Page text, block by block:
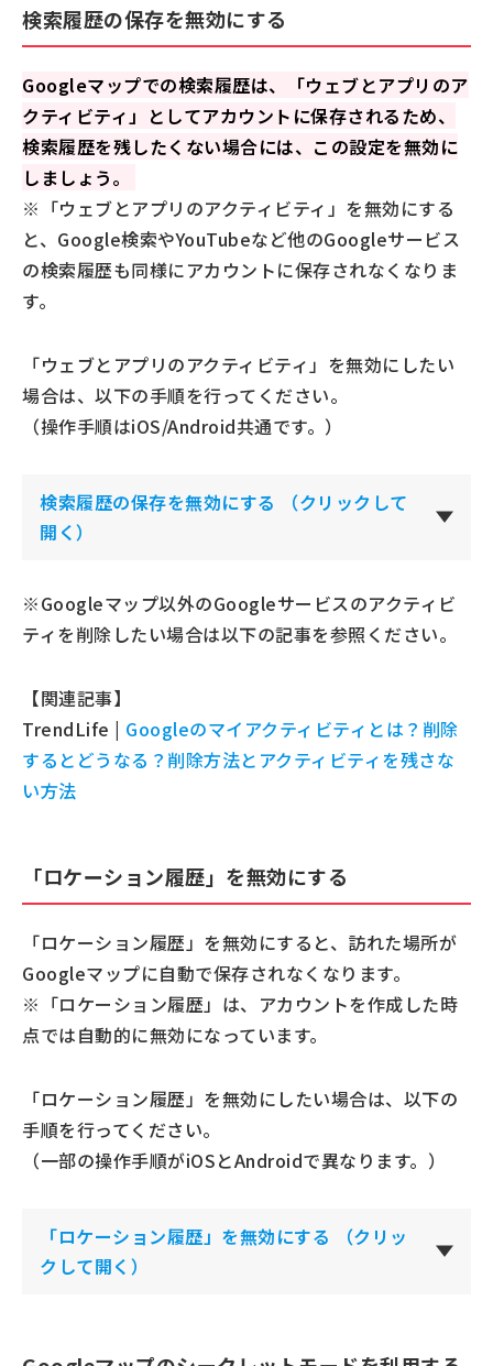
検索履歴の保存を無効にする
Googleマップでの検索履歴は、「ウェブとアプリのア
クティビティ」としてアカウントに保存されるため、
検索履歴を残したくない場合には、この設定を無効に
しましょう。
※「ウェブとアプリのアクティビティ」を無効にする
と、Google検索やYouTubeなど他のGoogleサービス
の検索履歴も同様にアカウントに保存されなくなりま
す。
「ウェブとアプリのアクティビティ」を無効にしたい
場合は、以下の手順を行ってください。
（操作手順はiOS/Android共通です。）
検索履歴の保存を無効にする
（クリックして
開く）
※Googleマップ以外のGoogleサービスのアクティビ
ティを削除したい場合は以下の記事を参照ください。
【関連記事】
TrendLife | Googleのマイアクティビティとは？削除
するとどうなる？削除方法とアクティビティを残さな
い方法
「ロケーション履歴」を無効にする
「ロケーション履歴」を無効にすると、訪れた場所が
Googleマップに自動で保存されなくなります。
※「ロケーション履歴」は、アカウントを作成した時
点では自動的に無効になっています。
「ロケーション履歴」を無効にしたい場合は、以下の
手順を行ってください。
（一部の操作手順がiOSとAndroidで異なります。）
「ロケーション履歴」を無効にする
（クリッ
クして開く）